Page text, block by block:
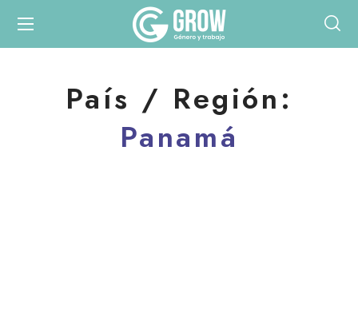
País / Región:
Panamá